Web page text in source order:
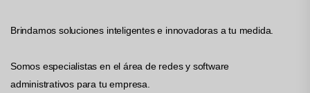
Brindamos soluciones inteligentes e innovadoras a tu medida.
Somos especialistas en el área de redes y software
administrativos para tu empresa.